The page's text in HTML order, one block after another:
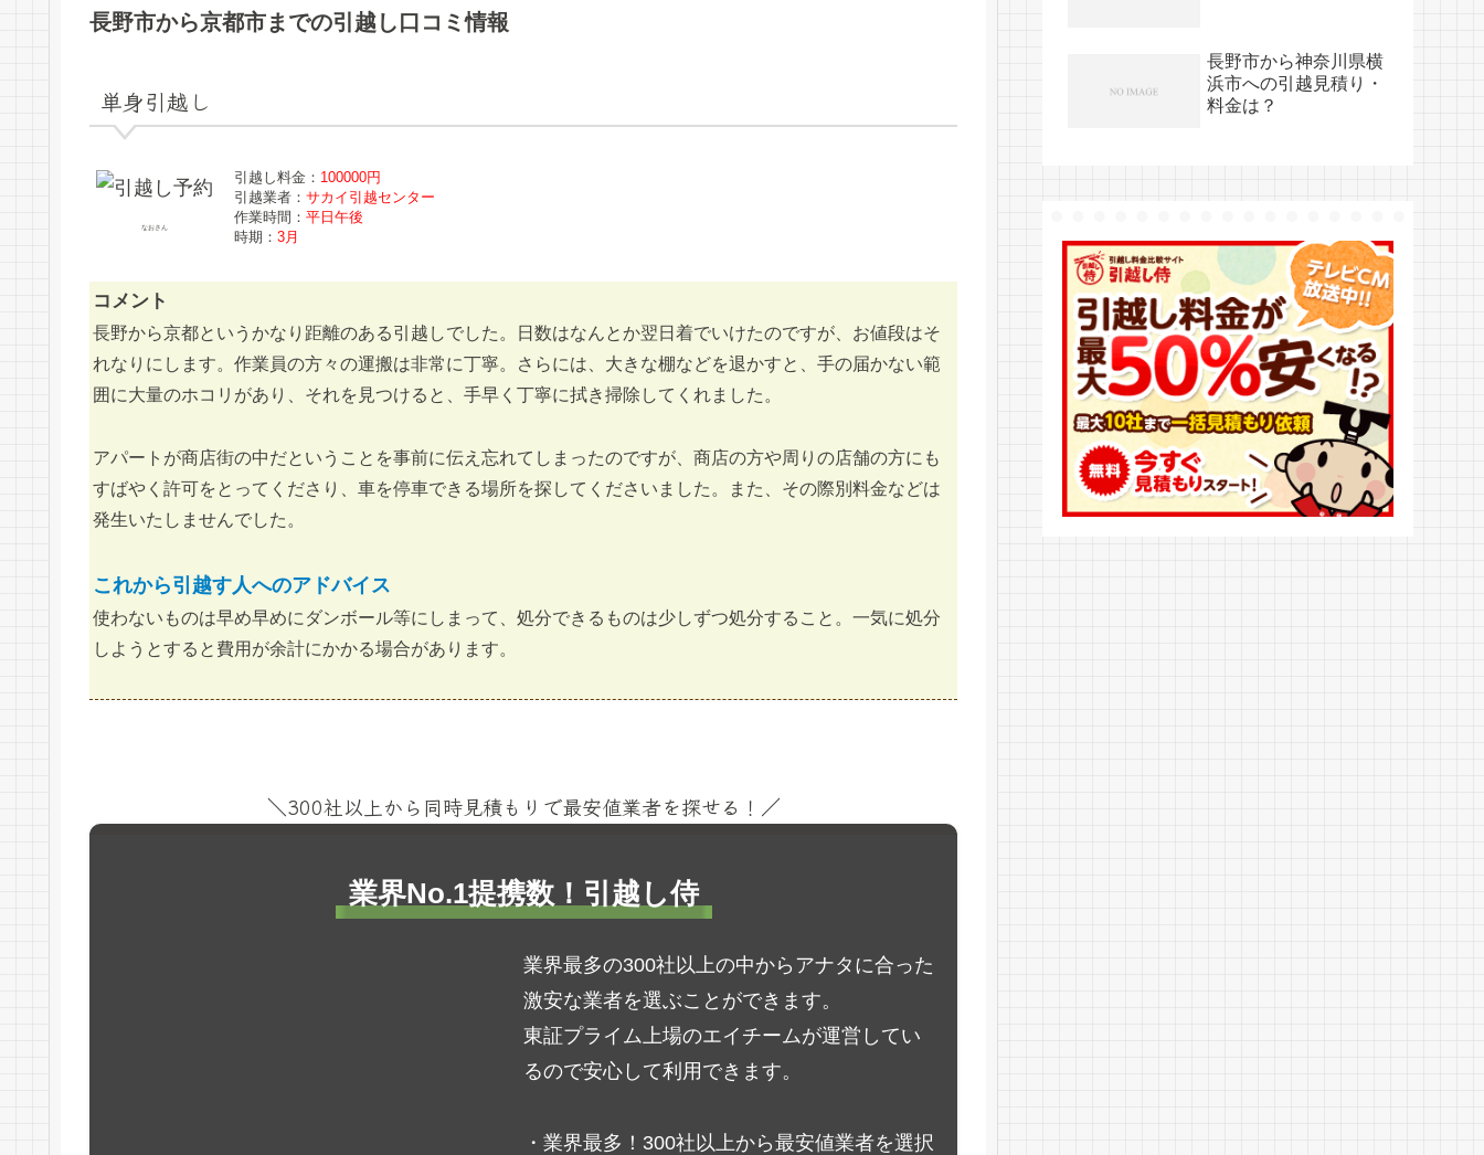
長野市から京都市までの引越し口コミ情報
単身引越し
なおさん
引越し料金： 100000円
引越業者： サカイ引越センター
作業時間： 平日午後
時期： 3月
コメント
長野から京都というかなり距離のある引越しでした。日数はなんとか翌日着でいけたのですが、お値段はそ
れなりにします。作業員の方々の運搬は非常に丁寧。さらには、大きな棚などを退かすと、手の届かない範
囲に大量のホコリがあり、それを見つけると、手早く丁寧に拭き掃除してくれました。
アパートが商店街の中だということを事前に伝え忘れてしまったのですが、商店の方や周りの店舗の方にも
すばやく許可をとってくださり、車を停車できる場所を探してくださいました。また、その際別料金などは
発生いたしませんでした。
これから引越す人へのアドバイス
使わないものは早め早めにダンボール等にしまって、処分できるものは少しずつ処分すること。一気に処分
しようとすると費用が余計にかかる場合があります。
＼300社以上から同時見積もりで最安値業者を探せる！／
業界No.1提携数！引越し侍
業界最多の300社以上の中からアナタに合った
激安な業者を選ぶことができます。
東証プライム上場のエイチームが運営してい
るので安心して利用できます。
・業界最多！300社以上から最安値業者を選択
長野市から神奈川県横
浜市への引越見積り・
料金は？